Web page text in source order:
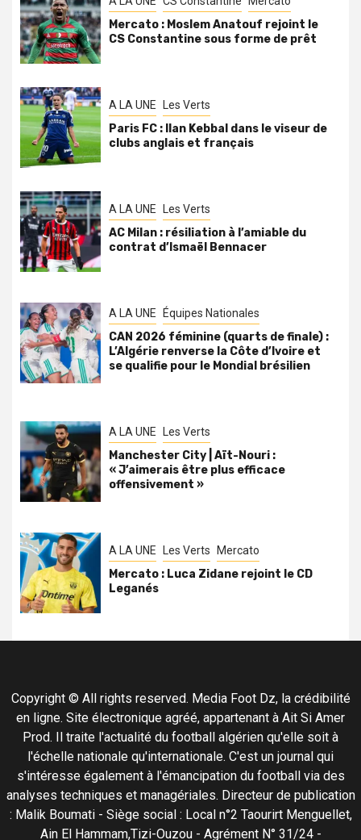
Mercato : Moslem Anatouf rejoint le
CS Constantine sous forme de prêt
A LA UNE Les Verts
Paris FC : Ilan Kebbal dans le viseur de
clubs anglais et français
A LA UNE Les Verts
AC Milan : résiliation à l’amiable du
contrat d’Ismaël Bennacer
A LA UNE Équipes Nationales
CAN 2026 féminine (quarts de finale) :
L’Algérie renverse la Côte d’Ivoire et
se qualifie pour le Mondial brésilien
A LA UNE Les Verts
Manchester City | Aït-Nouri :
« J’aimerais être plus efficace
offensivement »
A LA UNE Les Verts Mercato
Mercato : Luca Zidane rejoint le CD
Leganés
Copyright © All rights reserved. Media Foot Dz, la crédibilité
en ligne. Site électronique agréé, appartenant à Ait Si Amer
Prod. Il traite l'actualité du football algérien qu'elle soit à
l'échelle nationale qu'internationale. C'est un journal qui
s'intéresse également à l'émancipation du football via des
analyses techniques et managériales. Directeur de publication
: Malik Boumati - Siège social : Local n°2 Taourirt Menguellet,
Ain El Hammam,Tizi-Ouzou - Agrément N° 31/24 -